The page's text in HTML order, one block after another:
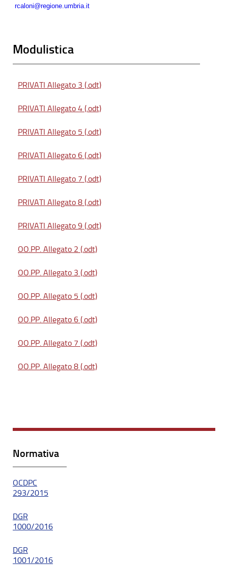
rcaloni@regione.umbria.it
Modulistica
PRIVATI Allegato 3 (.odt)
PRIVATI Allegato 4 (.odt)
PRIVATI Allegato 5 (.odt)
PRIVATI Allegato 6 (.odt)
PRIVATI Allegato 7 (.odt)
PRIVATI Allegato 8 (.odt)
PRIVATI Allegato 9 (.odt)
OO.PP. Allegato 2 (.odt)
OO.PP. Allegato 3 (.odt)
OO.PP. Allegato 5 (.odt)
OO.PP. Allegato 6 (.odt)
OO.PP. Allegato 7 (.odt)
OO.PP. Allegato 8 (.odt)
Normativa
OCDPC
293/2015
DGR
1000/2016
DGR
1001/2016